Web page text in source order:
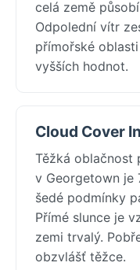
celá země
Odpolední vítr
přímořské
vyšších hodnot.
Cloud Cover
Těžká oblačnost
v Georgetown je
šedé podmínky
Přímé slunce je
zemi trvalý.
obzvlášť těžce.